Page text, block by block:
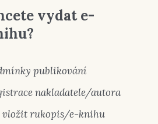
vydat e-
publikování
nakladatele/autora
vložit rukopis/e-knihu